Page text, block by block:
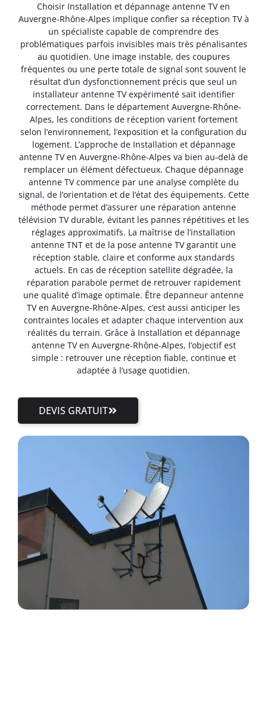
Choisir Installation et dépannage antenne TV en
Auvergne-Rhône-Alpes implique confier sa réception TV à
un spécialiste capable de comprendre des
problématiques parfois invisibles mais très pénalisantes
au quotidien. Une image instable, des coupures
fréquentes ou une perte totale de signal sont souvent le
résultat d’un dysfonctionnement précis que seul un
installateur antenne TV expérimenté sait identifier
correctement. Dans le département Auvergne-Rhône-
Alpes, les conditions de réception varient fortement
selon l’environnement, l’exposition et la configuration du
logement. L’approche de Installation et dépannage
antenne TV en Auvergne-Rhône-Alpes va bien au-delà de
remplacer un élément défectueux. Chaque dépannage
antenne TV commence par une analyse complète du
signal, de l’orientation et de l’état des équipements. Cette
méthode permet d’assurer une réparation antenne
télévision TV durable, évitant les pannes répétitives et les
réglages approximatifs. La maîtrise de l’installation
antenne TNT et de la pose antenne TV garantit une
réception stable, claire et conforme aux standards
actuels. En cas de réception satellite dégradée, la
réparation parabole permet de retrouver rapidement
une qualité d’image optimale. Être depanneur antenne
TV en Auvergne-Rhône-Alpes, c’est aussi anticiper les
contraintes locales et adapter chaque intervention aux
réalités du terrain. Grâce à Installation et dépannage
antenne TV en Auvergne-Rhône-Alpes, l’objectif est
simple : retrouver une réception fiable, continue et
adaptée à l’usage quotidien.
DEVIS GRATUIT